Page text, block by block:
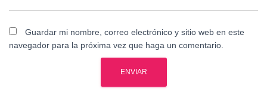
Guardar mi nombre, correo electrónico y sitio web en este
navegador para la próxima vez que haga un comentario.